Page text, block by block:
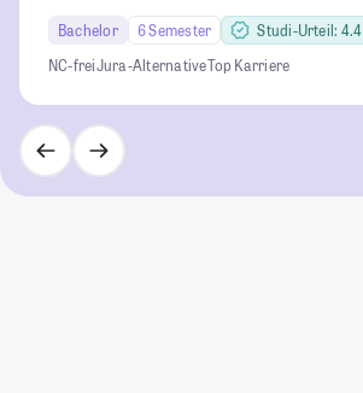
Bachelor 6 Semester
Studi-Urteil: 4.4
NC-freiJura-AlternativeTop Karriere